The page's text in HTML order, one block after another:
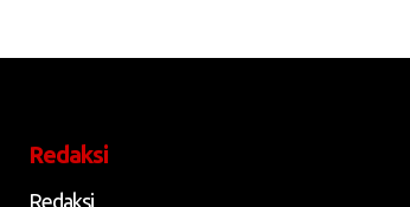
Redaksi
Redaksi